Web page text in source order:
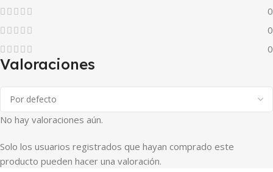
0
0
0
Valoraciones
No hay valoraciones aún.
Solo los usuarios registrados que hayan comprado este
producto pueden hacer una valoración.